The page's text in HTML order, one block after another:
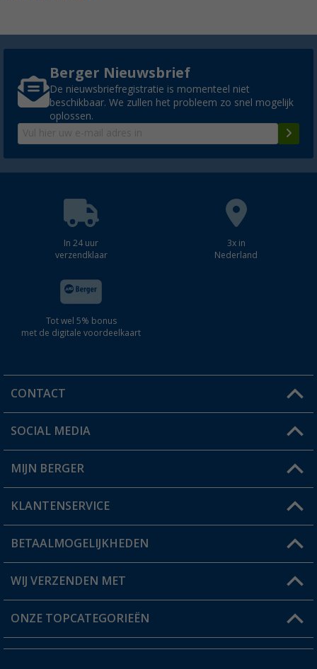
Berger Nieuwsbrief
De nieuwsbriefregistratie is momenteel niet
beschikbaar. We zullen het probleem zo snel mogelijk
oplossen.
In 24 uur
verzendklaar
3x in
Nederland
Tot wel 5% bonus
met de digitale voordeelkaart
CONTACT
Een vraag?
Winkel vinden
SOCIAL MEDIA
MIJN BERGER
Mijn account
Status bestelling
Verlanglijstje
KLANTENSERVICE
FAQ & Contact
Verzendinformatie
Catalogus
BETAALMOGELIJKHEDEN
WIJ VERZENDEN MET
ONZE TOPCATEGORIEËN